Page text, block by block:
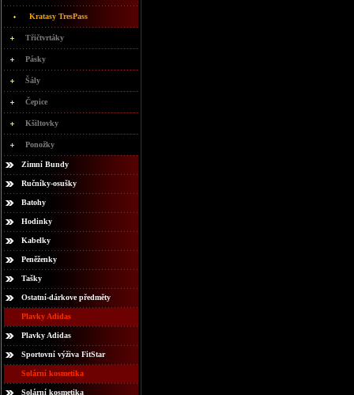
Kratasy TresPass
Třičtvrtáky
Pásky
Šály
Čepice
Kšiltovky
Ponožky
Zimní Bundy
Ručníky-osušky
Batohy
Hodinky
Kabelky
Peněženky
Tašky
Ostatní-dárkove předměty
Plavky Adidas
Plavky Adidas
Sportovní výživa FitStar
Solární kosmetika
Solární kosmetika